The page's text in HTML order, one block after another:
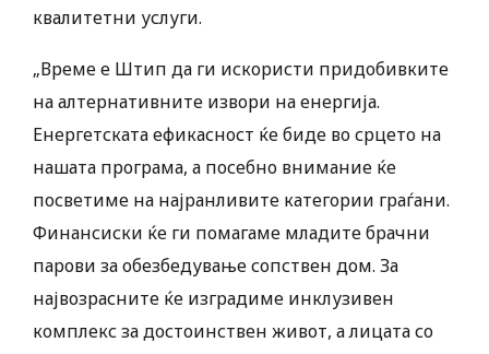
квалитетни услуги.
„Време е Штип да ги искористи придобивките
на алтернативните извори на енергија.
Енергетската ефикасност ќе биде во срцето на
нашата програма, а посебно внимание ќе
посветиме на најранливите категории граѓани.
Финансиски ќе ги помагаме младите брачни
парови за обезбедување сопствен дом. За
највозрасните ќе изградиме инклузивен
комплекс за достоинствен живот, а лицата со